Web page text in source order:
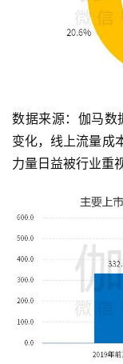
数据来源：伽马数
变化，线上流量成
力量日益被行业重视